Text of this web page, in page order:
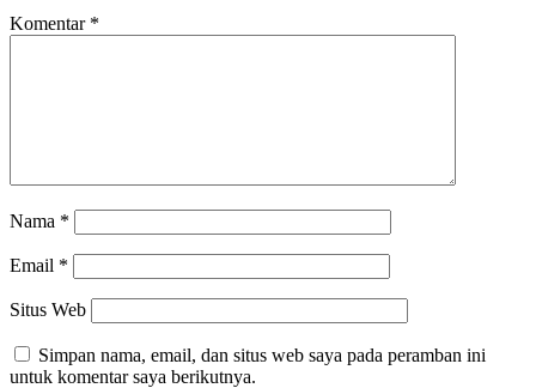
Komentar *
Nama *
Email *
Situs Web
Simpan nama, email, dan situs web saya pada peramban ini
untuk komentar saya berikutnya.